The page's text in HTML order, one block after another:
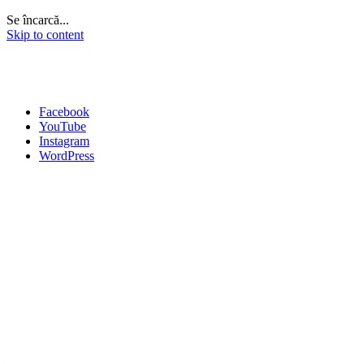
Se încarcă...
Skip to content
Facebook
YouTube
Instagram
WordPress